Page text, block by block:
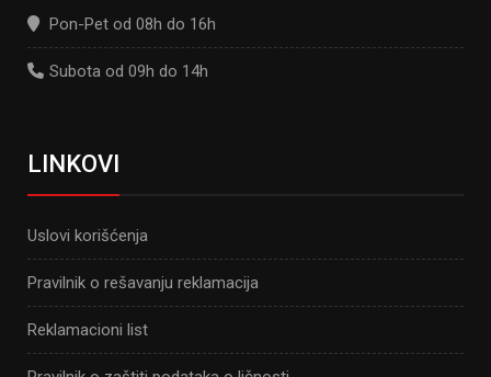
Pon-Pet od 08h do 16h
Subota od 09h do 14h
LINKOVI
Uslovi korišćenja
Pravilnik o rešavanju reklamacija
Reklamacioni list